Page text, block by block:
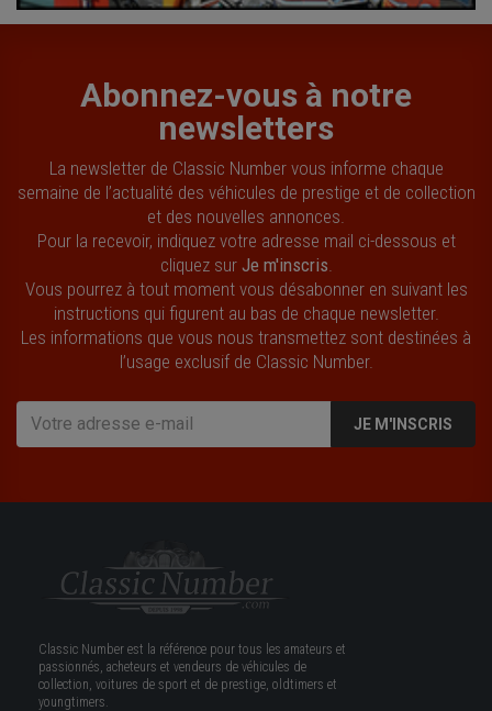
Abonnez-vous à notre
newsletters
La newsletter de Classic Number vous informe chaque
semaine de l’actualité des véhicules de prestige et de collection
et des nouvelles annonces.
Pour la recevoir, indiquez votre adresse mail ci-dessous et
cliquez sur Je m'inscris
Vous pourrez à tout moment vous désabonner en suivant les
instructions qui figurent au bas de chaque newsletter.
Les informations que vous nous transmettez sont destinées à
l’usage exclusif de Classic Number.
JE M'INSCRIS
Classic Number est la référence pour tous les amateurs et
passionnés, acheteurs et vendeurs de véhicules de
collection, voitures de sport et de prestige, oldtimers et
youngtimers.